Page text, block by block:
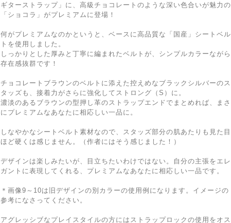
ギターストラップ」に、高級チョコレートのような深い色合いが魅力の
「ショコラ」がプレミアムに登場！
何がプレミアムなのかというと、ベースに高品質な「国産」シートベル
トを使用しました。
しっかりとした厚みと丁寧に編まれたベルトが、シンプルカラーながら
存在感抜群です！
チョコレートブラウンのベルトに添えた控えめなブラックシルバーのス
タッズも、接着力がさらに強化してストロング（S）に。
濃淡のあるブラウンの型押し革のストラップエンドでまとめれば、まさ
にプレミアムなあなたに相応しい一品に。
しなやかなシートベルト素材なので、スタッズ部分の肌あたりも見た目
ほど硬くは感じません。（作者にはそう感じました！）
デザインは楽しみたいが、目立ちたいわけではない。自分の主張をエレ
ガントに表現してくれる、プレミアムなあなたに相応しい一品です。
＊画像9～10は旧デザインの別カラーの使用例になります。イメージの
参考になさってください。
アグレッシブなプレイスタイルの方にはストラップロックの使用をオス